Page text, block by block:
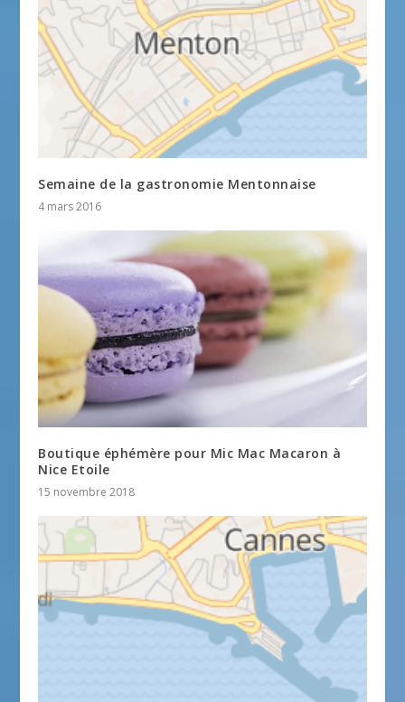
Semaine de la gastronomie Mentonnaise
4 mars 2016
Boutique éphémère pour Mic Mac Macaron à
Nice Etoile
15 novembre 2018